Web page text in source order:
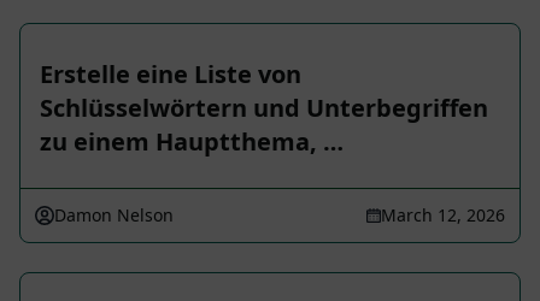
Erstelle eine Liste von
Schlüsselwörtern und Unterbegriffen
zu einem Hauptthema, …
Damon Nelson March 12, 2026